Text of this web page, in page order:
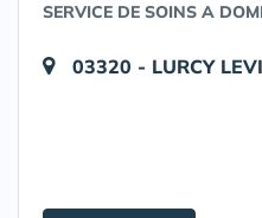
SERVICE DE SOINS A
03320 - LURCY